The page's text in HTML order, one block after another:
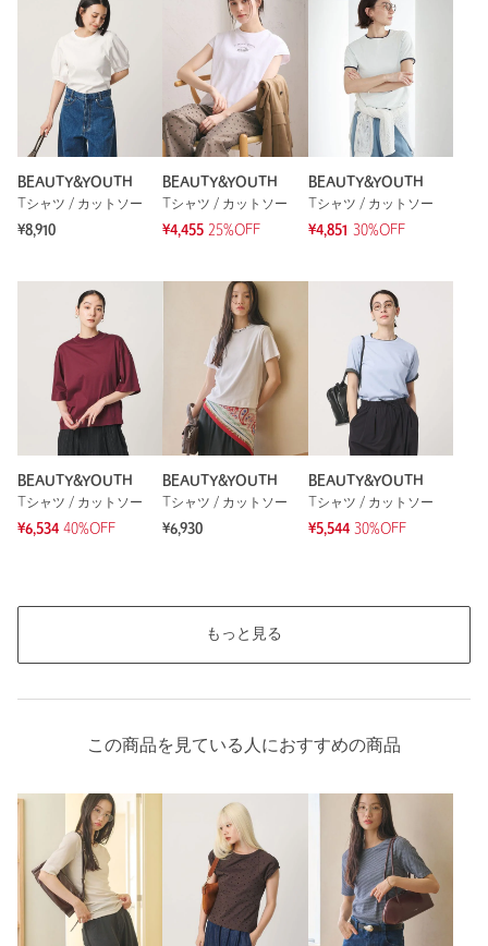
ニックネーム： 購入者
投稿日： 2026年6月6日
購入サイズ：FREE
｜
購入カラー：WHITE
購入商品のサイズ感：ちょうどよい
とても着心地良いです。ドルマンスリーブなので腕周りが楽で
着丈もバランス良く◎
何か羽織るのは難しいかと思っていましたがさほどもたつかな
女性
157cm
普段の着用サイズ：
6人が参考になったと回答
参考になった
もっと見る
BEAUTY&YOUTH
Tシャツ / カットソー
¥8,910
BEAUTY&YOUTH
Tシャツ / カットソー
¥4,455 25%OFF
BEAUTY&YOUTH
Tシャツ / カットソー
¥4,851 30%OFF
BEAUTY&YOUTH
Tシャツ / カットソー
¥6,534 40%OFF
BEAUTY&YOUTH
Tシャツ / カットソー
¥6,930
BEAUTY&YOUTH
Tシャツ / カットソー
¥5,544 30%OFF
もっと見る
この商品を見ている人におすすめの商品